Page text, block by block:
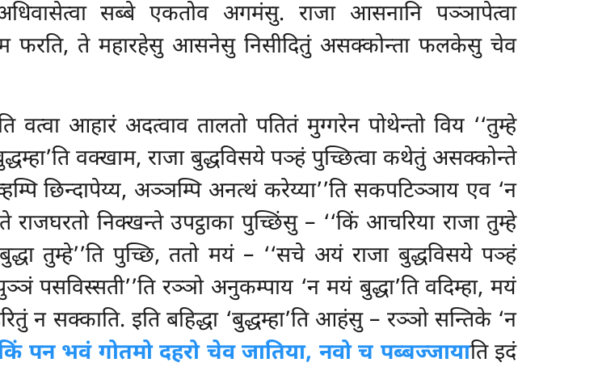
अधिवासेत्वा सब्बे एकतोव अगमंसु. राजा आसनानि पञ्ञापेत्वा
नाम फरति, ते महारहेसु आसनेसु निसीदितुं असक्कोन्ता फलकेसु चेव
वत्वा आहारं अदत्वाव तालतो पतितं मुग्गरेन पोथेन्तो विय ‘‘तुम्हे
वक्खाम, राजा बुद्धविसये पञ्हं पुच्छित्वा कथेतुं असक्कोन्ते
छिन्दापेय्य, अञ्ञम्पि अनत्थं करेय्या’’ति सकपटिञ्ञाय एव ‘न
निक्खन्ते उपट्ठाका पुच्छिंसु – ‘‘किं आचरिया राजा तुम्हे
तुम्हे’’ति पुच्छि, ततो मयं – ‘‘सचे अयं राजा बुद्धविसये पञ्हं
रञ्ञो अनुकम्पाय ‘न मयं बुद्धा’ति वदिम्हा, मयं
न सक्काति. इति बहिद्धा ‘बुद्धम्हा’ति आहंसु – रञ्ञो सन्तिके ‘न
पन भवं गोतमो दहरो चेव जातिया, नवो च पब्बज्जायाति इदं